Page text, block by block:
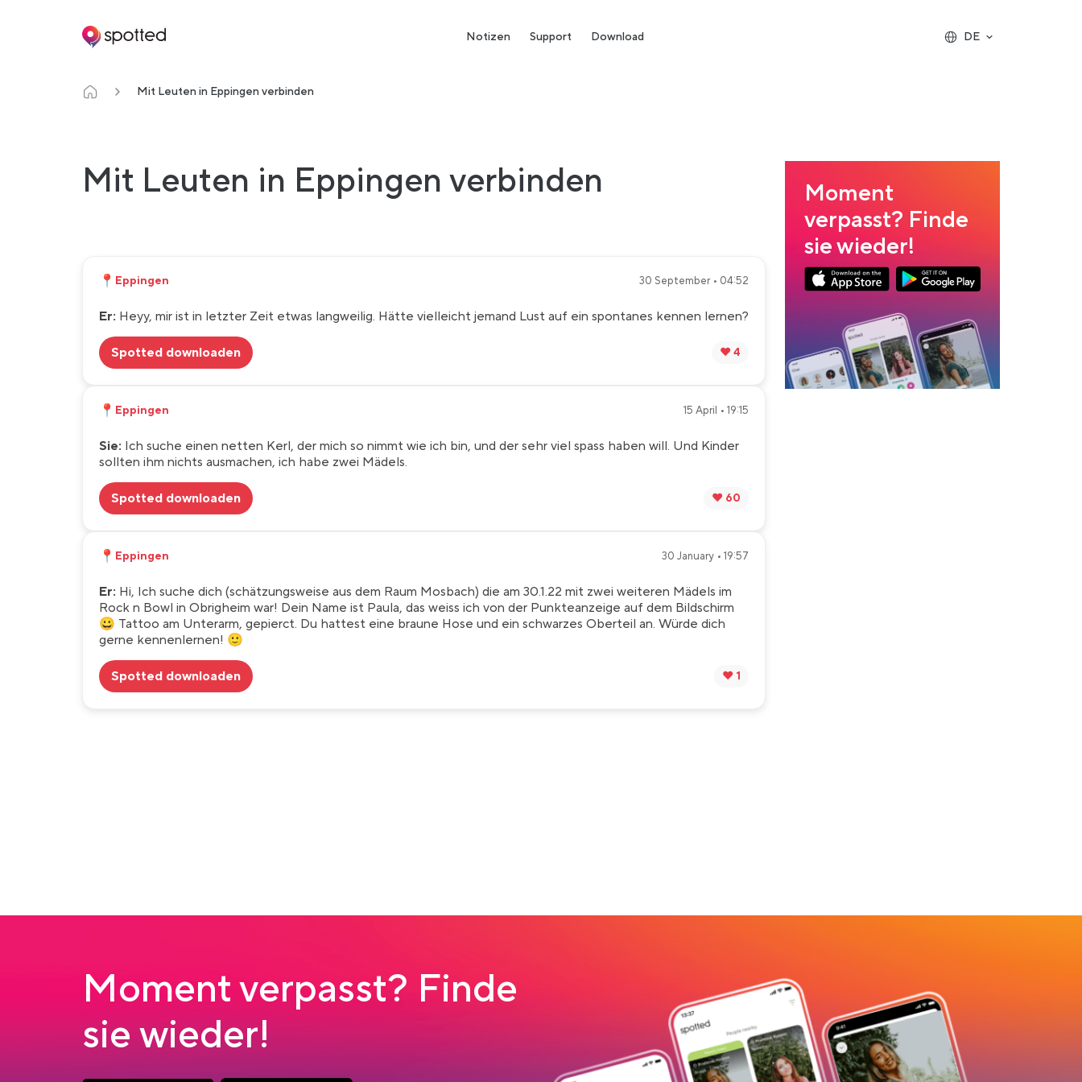
Main navigation Notizen Support Download DE
Mit Leuten in Eppingen verbinden
Mit Leuten in Eppingen verbinden
📍 Eppingen 30 September • 04:52
Er: Heyy, mir ist in letzter Zeit etwas langweilig. Hätte vielleicht jemand Lust auf ein spontanes kennen lernen?
Spotted downloaden ❤️ 4
📍 Eppingen 15 April • 19:15
Sie: Ich suche einen netten Kerl, der mich so nimmt wie ich bin, und der sehr viel spass haben will. Und Kinder
sollten ihm nichts ausmachen, ich habe zwei Mädels.
Spotted downloaden ❤️ 60
📍 Eppingen 30 January • 19:57
Er: Hi, Ich suche dich (schätzungsweise aus dem Raum Mosbach) die am 30.1.22 mit zwei weiteren Mädels im
Rock n Bowl in Obrigheim war! Dein Name ist Paula, das weiss ich von der Punkteanzeige auf dem Bildschirm
😀 Tattoo am Unterarm, gepierct. Du hattest eine braune Hose und ein schwarzes Oberteil an. Würde dich
gerne kennenlernen! 🙂
Spotted downloaden ❤️ 1
Moment
verpasst? Finde
sie wieder!
Moment verpasst? Finde
sie wieder!